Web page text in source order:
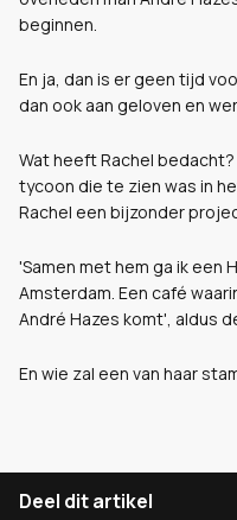
beginnen.
En ja, dan is er geen tijd
dan ook aan geloven en
Wat heeft Rachel bedacht?
tycoon die te zien was in
Rachel een bijzonder
'Samen met hem ga ik een
Amsterdam. Een café
André Hazes komt', aldus
En wie zal een van haar
Deel dit artikel